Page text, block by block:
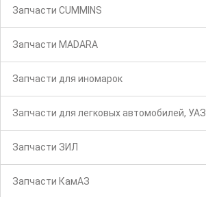
Запчасти CUMMINS
Запчасти MADARA
Запчасти для иномарок
Запчасти для легковых автомобилей, УАЗ
Запчасти ЗИЛ
Запчасти КамАЗ